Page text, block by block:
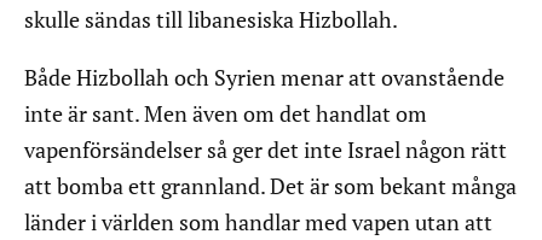
skulle sändas till libanesiska Hizbollah.
Både Hizbollah och Syrien menar att ovanstående
inte är sant. Men även om det handlat om
vapenförsändelser så ger det inte Israel någon rätt
att bomba ett grannland. Det är som bekant många
länder i världen som handlar med vapen utan att